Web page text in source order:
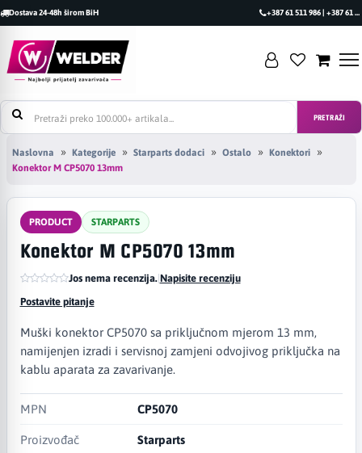
Dostava 24-48h širom BiH +387 61 511 986 | +387 61 493 470
PRETRAŽI
Naslovna Kategorije Starparts dodaci Ostalo
Konektori
Konektor M CP5070 13mm
PRODUCT STARPARTS
Konektor M CP5070 13mm
Jos nema recenzija.|Napisite recenziju
Postavite pitanje
Muški konektor CP5070 sa priključnom mjerom 13 mm,
namijenjen izradi i servisnoj zamjeni odvojivog priključka na
kablu aparata za zavarivanje.
MPN CP5070
Proizvođač Starparts